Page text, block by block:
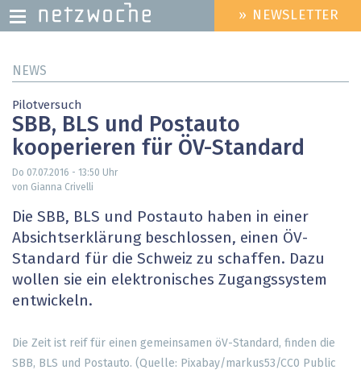
zum
HEADER
MENU
» NEWSLETTER
NEWS
Pilotversuch
SBB, BLS und Postauto
kooperieren für ÖV-Standard
Do 07.07.2016 - 13:50 Uhr
von Gianna Crivelli
Die SBB, BLS und Postauto haben in einer
Absichtserklärung beschlossen, einen ÖV-
Standard für die Schweiz zu schaffen. Dazu
wollen sie ein elektronisches Zugangssystem
entwickeln.
Die Zeit ist reif für einen gemeinsamen öV-Standard, finden die
SBB, BLS und Postauto. (Quelle: Pixabay/markus53/CC0 Public